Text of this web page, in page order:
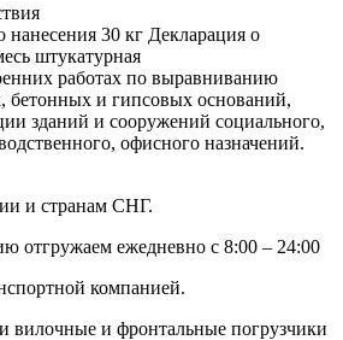
Декларация о
штукатурная
работах по выравниванию
и гипсовых оснований,
зданий и сооружений социального,
офисного назначений.
и странам СНГ.
отгружаем ежедневно с 8:00 – 24:00
компанией.
вилочные и фронтальные погрузчики